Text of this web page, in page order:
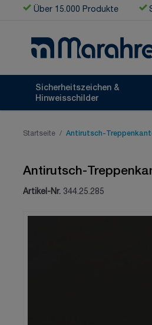
Zum Inhalt springen
Über 15.000 Produkte
Sicherheitszeichen &
Hinweisschilder
Startseite / Antirutsch-
Antirutsch-
Artikel-Nr. 344.25.285